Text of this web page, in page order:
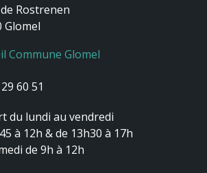
Rostrenen
Glomel
Commune Glomel
60 51
du lundi au vendredi
à 12h & de 13h30 à 17h
de 9h à 12h